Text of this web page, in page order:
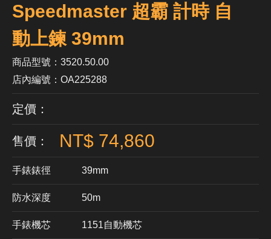
Speedmaster 超霸 計時 自
動上鍊 39mm
商品型號：3520.50.00
店內編號：OA225288
定價：
售價： NT$ 74,860
手錶錶徑 39mm
防水深度 50m
手錶機芯 ​1151自動機芯